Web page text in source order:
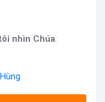
nhìn Chúa: